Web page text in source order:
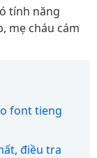
tính năng
mẹ cháu cám
font tieng
điều tra